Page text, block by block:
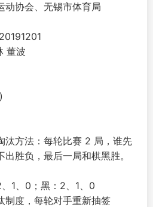
动协会、无锡市体育局
董波
汰方法：每轮比赛 2 局，谁先
胜负，最后一局和棋黑胜。
1、0；黑：2、1、0
制度，每轮对手重新抽签